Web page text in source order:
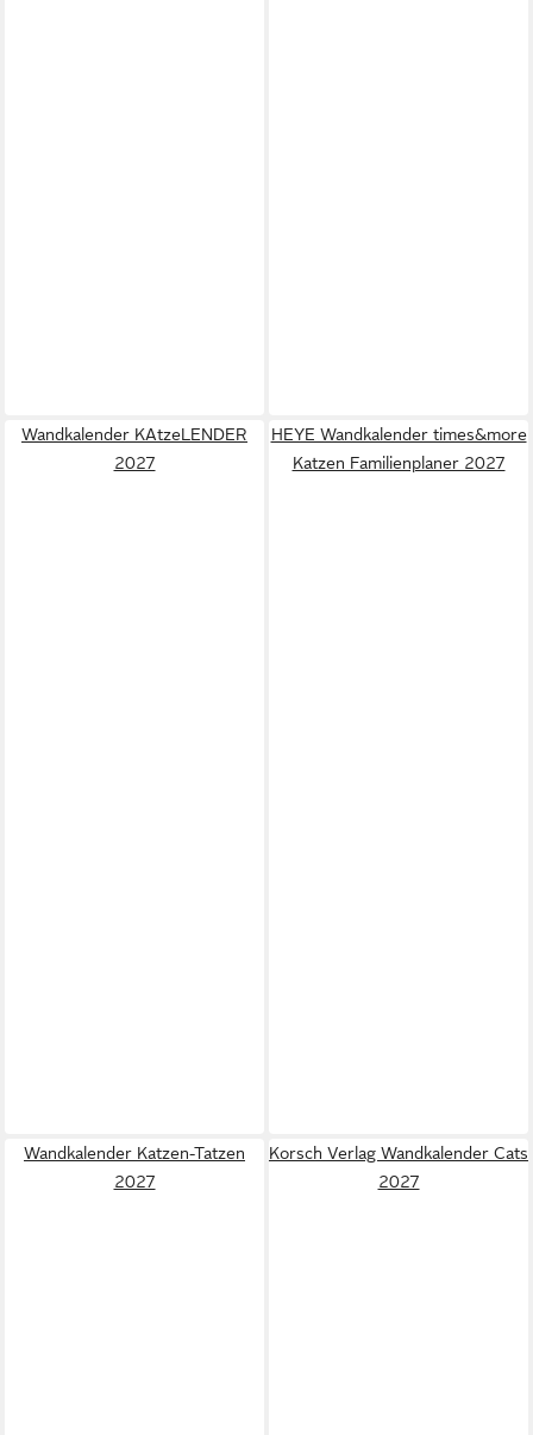
Wandkalender KAtzeLENDER
2027
HEYE Wandkalender times&more
Katzen Familienplaner 2027
Wandkalender Katzen-Tatzen
2027
Korsch Verlag Wandkalender Cats
2027